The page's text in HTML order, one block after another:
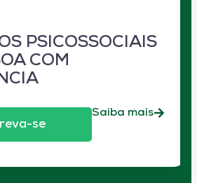
PSICOSSOCIAIS
COM
se
Saiba mais